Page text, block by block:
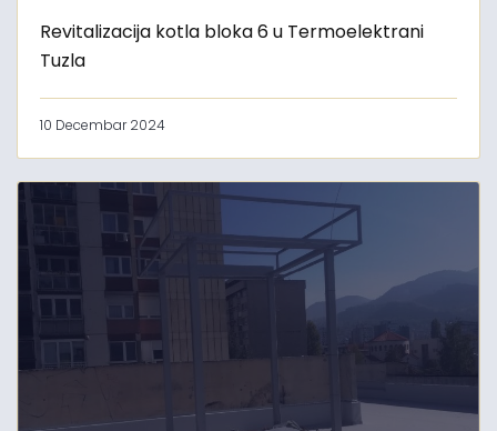
Revitalizacija kotla bloka 6 u Termoelektrani
Tuzla
10 Decembar 2024